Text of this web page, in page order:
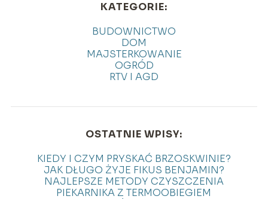
KATEGORIE:
BUDOWNICTWO
DOM
MAJSTERKOWANIE
OGRÓD
RTV I AGD
OSTATNIE WPISY:
KIEDY I CZYM PRYSKAĆ BRZOSKWINIE?
JAK DŁUGO ŻYJE FIKUS BENJAMIN?
NAJLEPSZE METODY CZYSZCZENIA
PIEKARNIKA Z TERMOOBIEGIEM